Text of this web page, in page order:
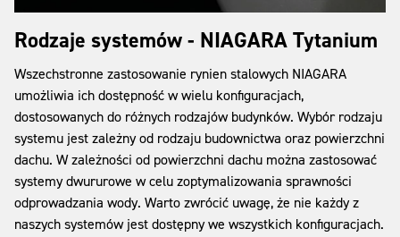
Rodzaje systemów - NIAGARA Tytanium
Wszechstronne zastosowanie rynien stalowych NIAGARA
umożliwia ich dostępność w wielu konfiguracjach,
dostosowanych do różnych rodzajów budynków. Wybór rodzaju
systemu jest zależny od rodzaju budownictwa oraz powierzchni
dachu. W zależności od powierzchni dachu można zastosować
systemy dwururowe w celu zoptymalizowania sprawności
odprowadzania wody. Warto zwrócić uwagę, że nie każdy z
naszych systemów jest dostępny we wszystkich konfiguracjach.